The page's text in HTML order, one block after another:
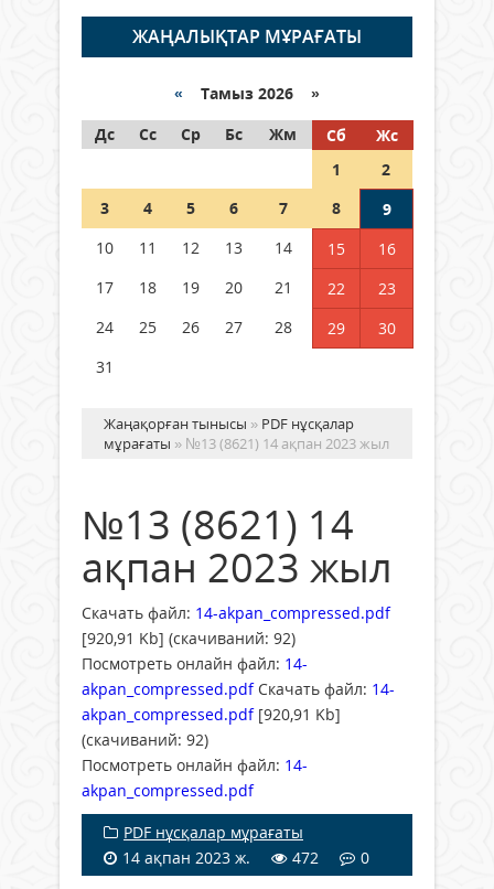
06 тамыз 2026 ж. 270
граждане Казахстана,
05 тамыз 2026 ж. 152
Шетелде жүрген Қазақстан
азаматтары қалай дауыс бере
ЖАҢАЛЫҚТАР МҰРАҒАТЫ
« Тамыз 2026 »
Дс
Сс Ср Бс Жм Сб
Жс
1
2
3
4 5 6 7 8
9
10
11 12 13 14 15
16
17
18 19 20 21 22
23
24
25 26 27 28 29
30
31
Жаңақорған тынысы » PDF нұсқалар
мұрағаты » №13 (8621) 14 ақпан 2023 жыл
№13 (8621) 14
ақпан 2023 жыл
Скачать файл: 14-akpan_compressed.pdf
[920,91 Kb] (cкачиваний: 92)
Посмотреть онлайн файл: 14-
akpan_compressed.pdf Скачать файл: 14-
akpan_compressed.pdf[920,91 Kb]
(cкачиваний: 92)
Посмотреть онлайн файл: 14-
akpan_compressed.pdf
PDF нұсқалар мұрағаты
14 ақпан 2023 ж.
472 0